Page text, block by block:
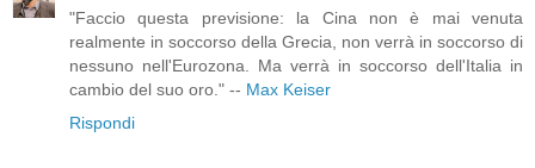
"Faccio questa previsione: la Cina non è mai venuta
realmente in soccorso della Grecia, non verrà in soccorso di
nessuno nell'Eurozona. Ma verrà in soccorso dell'Italia in
cambio del suo oro." -- Max Keiser
Rispondi